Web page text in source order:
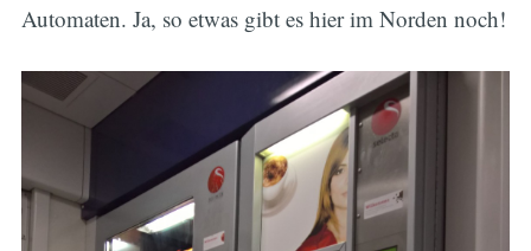
Automaten. Ja, so etwas gibt es hier im Norden noch!